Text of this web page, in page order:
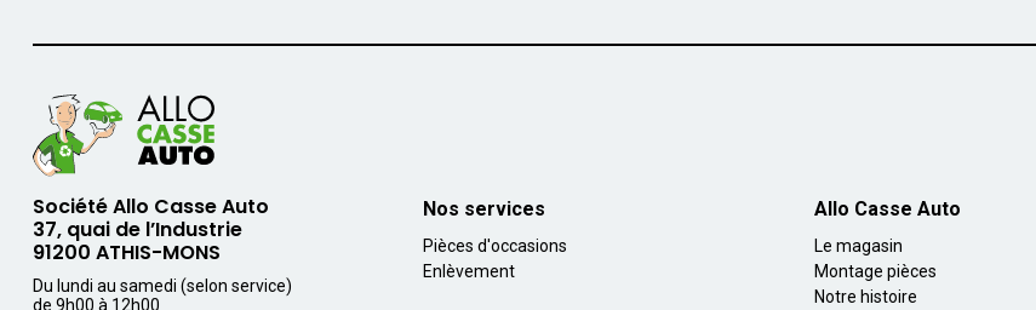
Société Allo Casse Auto
37, quai de l’Industrie
91200 ATHIS-MONS
Du lundi au samedi (selon service)
de 9h00 à 12h00
Nos services
Pièces d'occasions
Enlèvement
Allo Casse Auto
Le magasin
Montage pièces
Notre histoire